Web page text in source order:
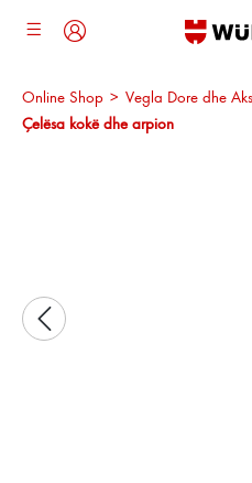
kryesore
Online Shop > Vegla Dore dhe
Çelësa kokë dhe arpion